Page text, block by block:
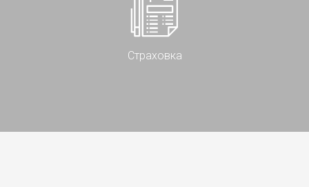
Страховка